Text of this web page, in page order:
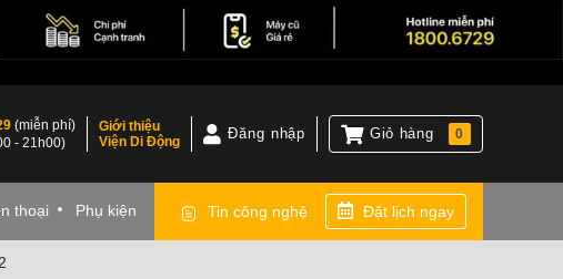
(miễn phí)
- 21h00)
Giới thiệu
Viện Di Động
Đăng nhập Giỏ hàng 0
thoại Phụ kiện Tin công nghệ Đặt lịch ngay